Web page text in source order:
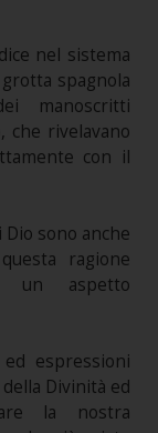
nel sistema
spagnola
manoscritti
che rivelavano
con il
sono anche
ragione
un aspetto
espressioni
Divinità ed
la nostra